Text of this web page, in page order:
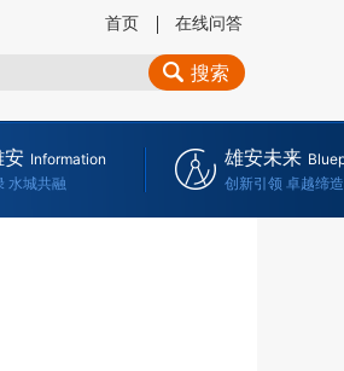
首页 在线问答
搜索
安 Information
水城共融
雄安未来
创新引领 卓越缔造